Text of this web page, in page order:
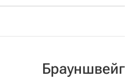
Брауншвейг